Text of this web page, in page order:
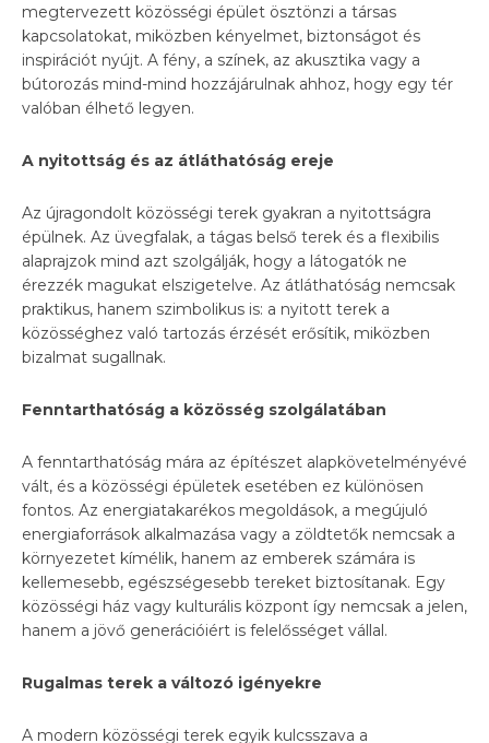
megtervezett közösségi épület ösztönzi a társas
kapcsolatokat, miközben kényelmet, biztonságot és
inspirációt nyújt. A fény, a színek, az akusztika vagy a
bútorozás mind-mind hozzájárulnak ahhoz, hogy egy tér
valóban élhető legyen.
A nyitottság és az átláthatóság ereje
Az újragondolt közösségi terek gyakran a nyitottságra
épülnek. Az üvegfalak, a tágas belső terek és a flexibilis
alaprajzok mind azt szolgálják, hogy a látogatók ne
érezzék magukat elszigetelve. Az átláthatóság nemcsak
praktikus, hanem szimbolikus is: a nyitott terek a
közösséghez való tartozás érzését erősítik, miközben
bizalmat sugallnak.
Fenntarthatóság a közösség szolgálatában
A fenntarthatóság mára az építészet alapkövetelményévé
vált, és a közösségi épületek esetében ez különösen
fontos. Az energiatakarékos megoldások, a megújuló
energiaforrások alkalmazása vagy a zöldtetők nemcsak a
környezetet kímélik, hanem az emberek számára is
kellemesebb, egészségesebb tereket biztosítanak. Egy
közösségi ház vagy kulturális központ így nemcsak a jelen,
hanem a jövő generációiért is felelősséget vállal.
Rugalmas terek a változó igényekre
A modern közösségi terek egyik kulcsszava a